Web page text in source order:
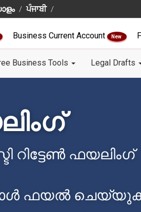
ਪੰਜਾਬੀ
Business Current Account New
Business Tools Legal Drafts
റിട്ടേൺ ഫയലിംഗ്
ഫയൽ